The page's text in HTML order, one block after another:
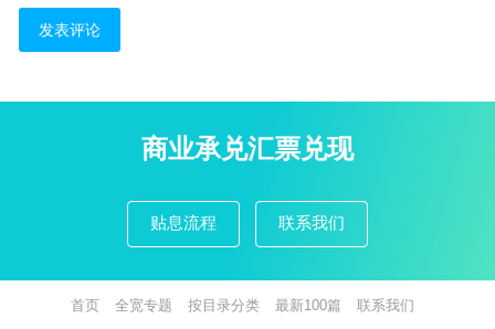
商业承兑汇票兑现
贴息流程 联系我们
首页 全宽专题 按目录分类 最新100篇 联系我们